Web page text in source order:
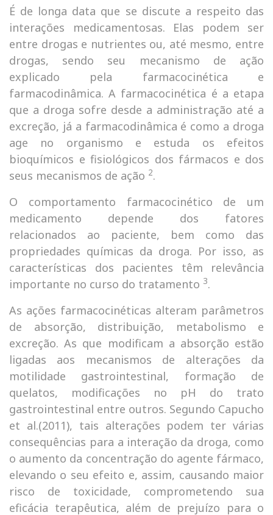
É de longa data que se discute a respeito das
interações medicamentosas. Elas podem ser
entre drogas e nutrientes ou, até mesmo, entre
drogas, sendo seu mecanismo de ação
explicado pela farmacocinética e
farmacodinâmica. A farmacocinética é a etapa
que a droga sofre desde a administração até a
excreção, já a farmacodinâmica é como a droga
age no organismo e estuda os efeitos
bioquímicos e fisiológicos dos fármacos e dos
seus mecanismos de ação 2.
O comportamento farmacocinético de um
medicamento depende dos fatores
relacionados ao paciente, bem como das
propriedades químicas da droga. Por isso, as
características dos pacientes têm relevância
importante no curso do tratamento 3.
As ações farmacocinéticas alteram parâmetros
de absorção, distribuição, metabolismo e
excreção. As que modificam a absorção estão
ligadas aos mecanismos de alterações da
motilidade gastrointestinal, formação de
quelatos, modificações no pH do trato
gastrointestinal entre outros. Segundo Capucho
et al.(2011), tais alterações podem ter várias
consequências para a interação da droga, como
o aumento da concentração do agente fármaco,
elevando o seu efeito e, assim, causando maior
risco de toxicidade, comprometendo sua
eficácia terapêutica, além de prejuízo para o